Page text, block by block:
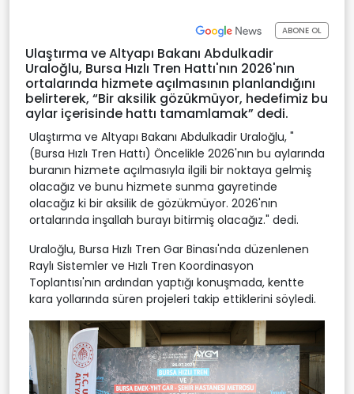
ABONE OL
Ulaştırma ve Altyapı Bakanı Abdulkadir
Uraloğlu, Bursa Hızlı Tren Hattı'nın 2026'nın
ortalarında hizmete açılmasının planlandığını
belirterek, “Bir aksilik gözükmüyor, hedefimiz bu
aylar içerisinde hattı tamamlamak” dedi.
Ulaştırma ve Altyapı Bakanı Abdulkadir Uraloğlu, "
(Bursa Hızlı Tren Hattı) Öncelikle 2026'nın bu aylarında
buranın hizmete açılmasıyla ilgili bir noktaya gelmiş
olacağız ve bunu hizmete sunma gayretinde
olacağız ki bir aksilik de gözükmüyor. 2026'nın
ortalarında inşallah burayı bitirmiş olacağız." dedi.
Uraloğlu, Bursa Hızlı Tren Gar Binası'nda düzenlenen
Raylı Sistemler ve Hızlı Tren Koordinasyon
Toplantısı'nın ardından yaptığı konuşmada, kentte
kara yollarında süren projeleri takip ettiklerini söyledi.